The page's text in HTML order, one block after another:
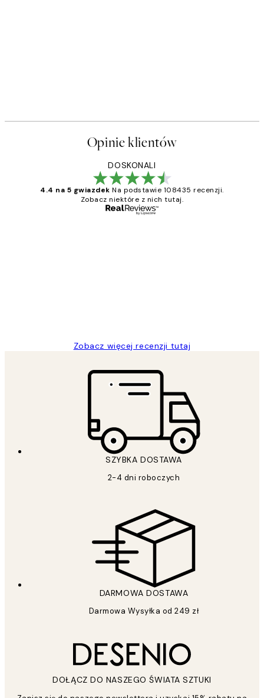
Opinie klientów
DOSKONALI
4.4 na 5 gwiazdek Na podstawie 108435 recenzji.
Zobacz niektóre z nich tutaj.
Zobacz więcej recenzji tutaj
SZYBKA DOSTAWA
2-4 dni roboczych
DARMOWA DOSTAWA
Darmowa Wysyłka od 249 zł
DOŁĄCZ DO NASZEGO ŚWIATA SZTUKI